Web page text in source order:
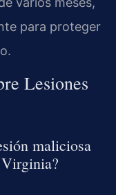
para proteger
Lesiones
maliciosa